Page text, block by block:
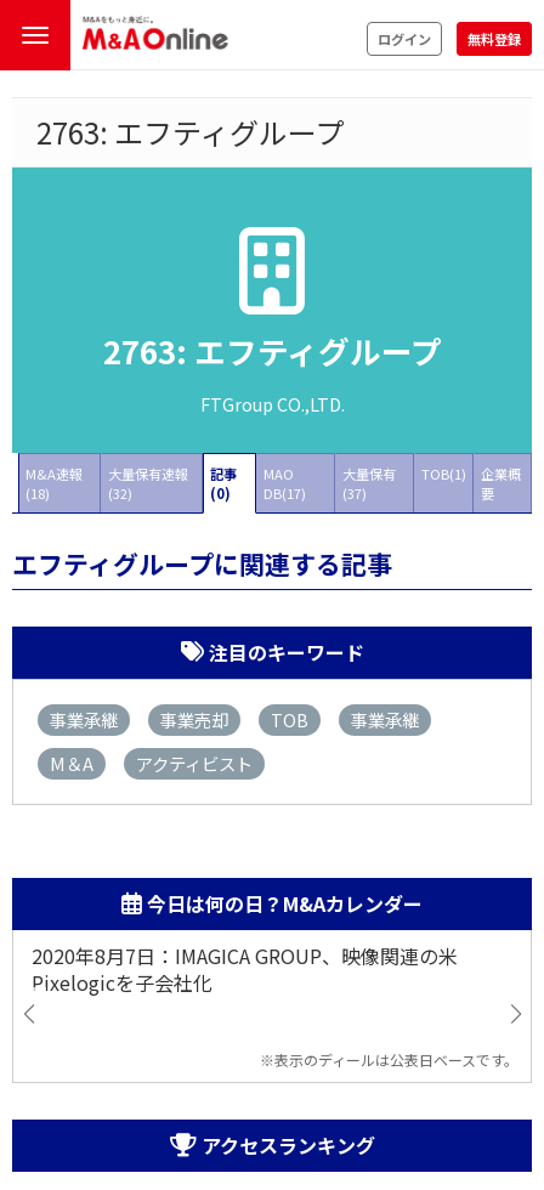
ログイン 無料登録
2763: エフティグループ
2763: エフティグループ
FTGroup CO.,LTD.
M&A速報
(18)
大量保有速報
(32)
記事
(0)
MAO
DB(17)
大量保有
(37)
TOB(1)
企業概
要
エフティグループに関連する記事
注目のキーワード
事業承継 事業売却 TOB
事業承継
M＆A
アクティビスト
今日は何の日？M&Aカレンダー
2020年8月7日：IMAGICA GROUP、映像関連の米
Pixelogicを子会社化
※表示のディールは公表日ベースです。
アクセスランキング